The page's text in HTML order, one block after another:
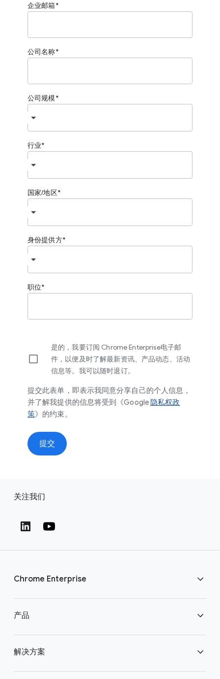
企业邮箱
公司名称
公司规模
行业
国家/地区
身份提供方
职位
是的，我要订阅 Chrome Enterprise电子邮
件，以便及时了解最新资讯、产品动态、活动
信息等。我可以随时退订。
提交此表单，即表示我同意分享自己的个人信息，
并了解我提供的信息将受到《Google 隐私权政
策》的约束。
提交
关注我们
Chrome Enterprise
下载 Chrome
产品
Chrome Enterprise
解决方案